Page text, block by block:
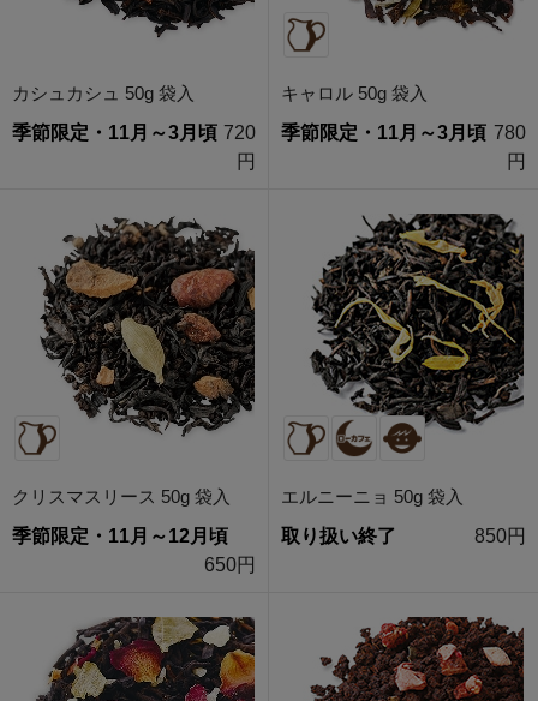
カシュカシュ 50g 袋入
季節限定・11月～3月頃 720
円
キャロル 50g 袋入
季節限定・11月～3月頃 780
円
クリスマスリース 50g 袋入
季節限定・11月～12月頃
650円
エルニーニョ 50g 袋入
取り扱い終了
850円